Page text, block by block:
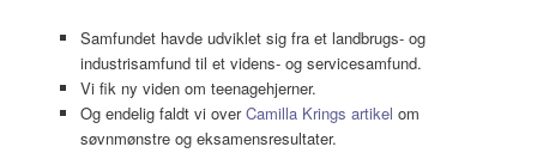
Samfundet havde udviklet sig fra et landbrugs- og
industrisamfund til et videns- og servicesamfund.
Vi fik ny viden om teenagehjerner.
Og endelig faldt vi overCamilla Krings artikel om
søvnmønstre og eksamensresultater.